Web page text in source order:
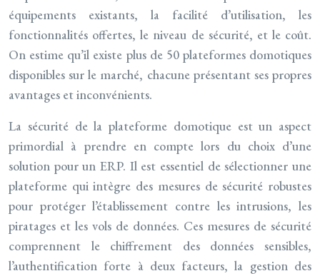
équipements existants, la facilité d’utilisation, les
fonctionnalités offertes, le niveau de sécurité, et le coût.
On estime qu’il existe plus de 50 plateformes domotiques
disponibles sur le marché, chacune présentant ses propres
avantages et inconvénients.
La sécurité de la plateforme domotique est un aspect
primordial à prendre en compte lors du choix d’une
solution pour un ERP. Il est essentiel de sélectionner une
plateforme qui intègre des mesures de sécurité robustes
pour protéger l’établissement contre les intrusions, les
piratages et les vols de données. Ces mesures de sécurité
comprennent le chiffrement des données sensibles,
l’authentification forte à deux facteurs, la gestion des